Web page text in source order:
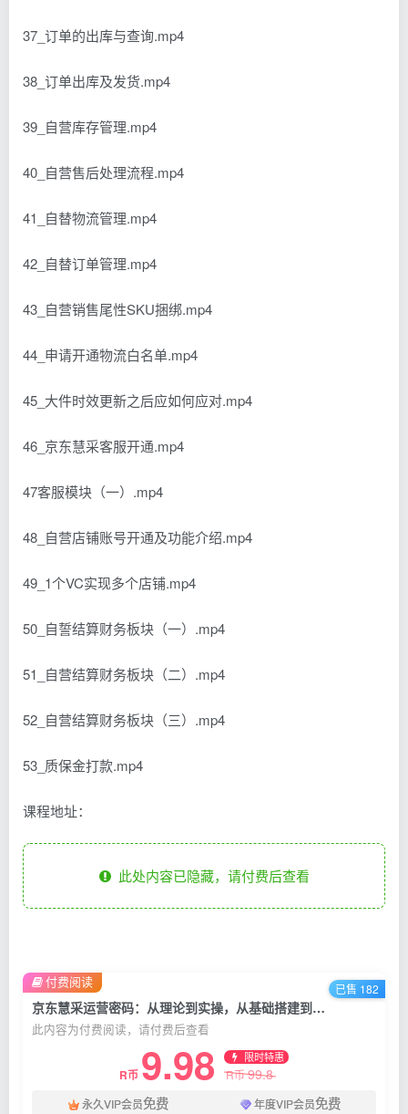
37_订单的出库与查询.mp4
38_订单出库及发货.mp4
39_自营库存管理.mp4
40_自营售后处理流程.mp4
41_自替物流管理.mp4
42_自替订单管理.mp4
43_自营销售尾性SKU捆绑.mp4
44_申请开通物流白名单.mp4
45_大件时效更新之后应如何应对.mp4
46_京东慧采客服开通.mp4
47客服模块（一）.mp4
48_自营店铺账号开通及功能介绍.mp4
49_1个VC实现多个店铺.mp4
50_自誓结算财务板块（一）.mp4
51_自营结算财务板块（二）.mp4
52_自营结算财务板块（三）.mp4
53_质保金打款.mp4
课程地址：
此处内容已隐藏，请付费后查看
京东慧采运营密码：从理论到实操，从基础搭建到高级运营，助力商家腾飞
此内容为付费阅读，请付费后查看
R币 9.98 限时特惠
R币99.8
永久VIP会员免费 年度VIP会员免费
付费阅读 已售 182